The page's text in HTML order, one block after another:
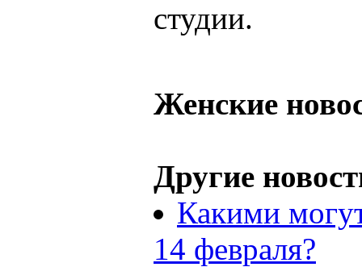
студии.
Женские
Другие
Какими
14 февраля?